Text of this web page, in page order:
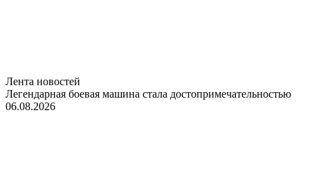
Лента новостей
Легендарная боевая машина стала достопримечательностью
06.08.2026